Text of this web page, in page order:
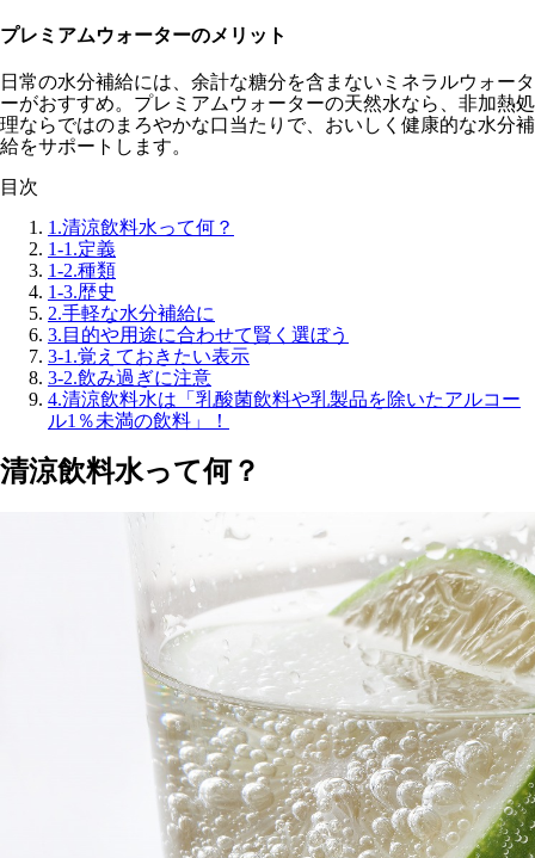
プレミアムウォーターのメリット
日常の水分補給には、余計な糖分を含まないミネラルウォータ
ーがおすすめ。プレミアムウォーターの天然水なら、非加熱処
理ならではのまろやかな口当たりで、おいしく健康的な水分補
給をサポートします。
目次
1.清涼飲料水って何？
1-1.定義
1-2.種類
1-3.歴史
2.手軽な水分補給に
3. 目的や用途に合わせて賢く選ぼう
3-1.覚えておきたい表示
3-2.飲み過ぎに注意
4.清涼飲料水は「乳酸菌飲料や乳製品を除いたアルコー
ル1％未満の飲料」！
清涼飲料水って何？